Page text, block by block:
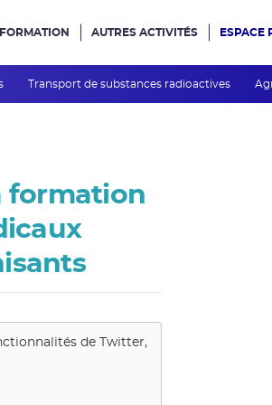
AUTRES ACTIVITÉS ESPACE
Transport de substances radioactives
formation
de
Twitter,